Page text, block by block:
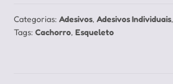
Categorias: Adesivos, Adesivos Individuais,
Tags: Cachorro, Esqueleto